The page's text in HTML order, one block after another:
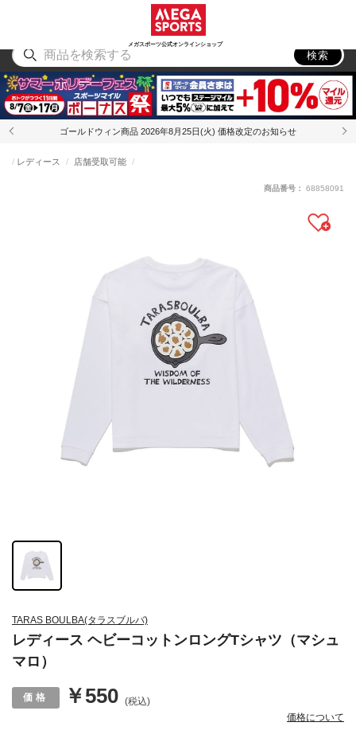
メガスポーツ公式オンラインショップ
アウトドア
検索
ゴールドウィン商品 2026年8月25日(火) 価格改定のお知らせ
TARAS BOULBA(タラスブルバ)
レディース ヘビーコットンロングTシャツ（マシュ
マロ）
レディース 店舗受取可能
￥550 (税込)
価格について
商品番号： 68858091